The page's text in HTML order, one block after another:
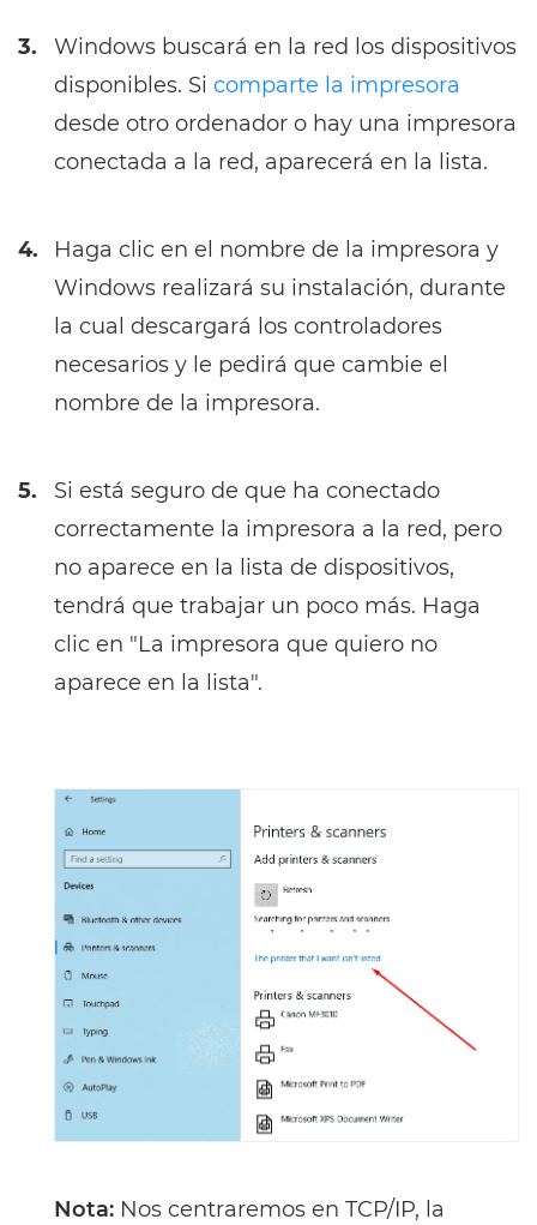
3.
Windows buscará en la red los dispositivos
disponibles. Si comparte la impresora
desde otro ordenador o hay una impresora
conectada a la red, aparecerá en la lista.
4.
Haga clic en el nombre de la impresora y
Windows realizará su instalación, durante
la cual descargará los controladores
necesarios y le pedirá que cambie el
nombre de la impresora.
5.
Si está seguro de que ha conectado
correctamente la impresora a la red, pero
no aparece en la lista de dispositivos,
tendrá que trabajar un poco más. Haga
clic en "La impresora que quiero no
aparece en la lista".
Nota: Nos centraremos en TCP/IP, la